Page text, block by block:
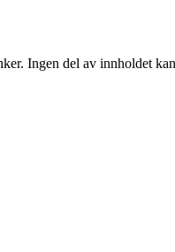
Ingen del av innholdet